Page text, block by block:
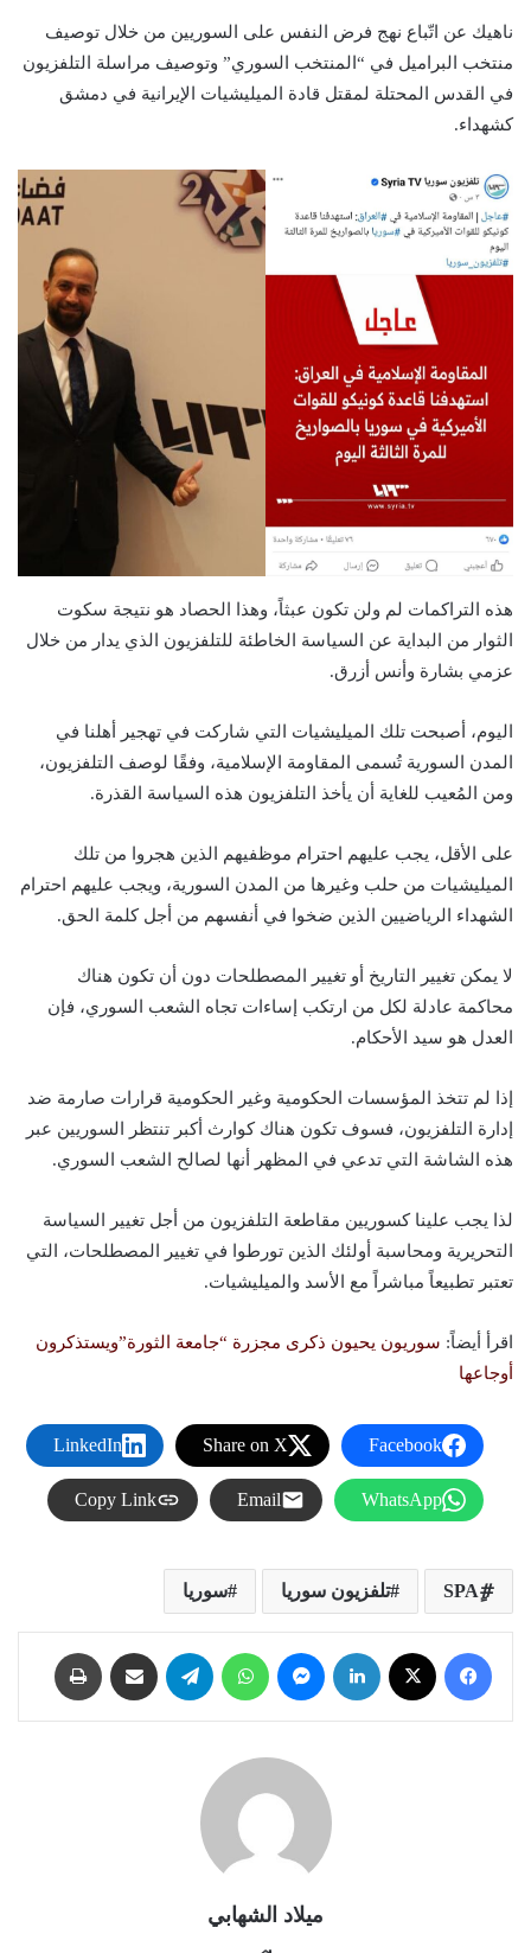
ناهيك عن اتّباع نهج فرض النفس على السوريين من خلال توصيف
منتخب البراميل في “المنتخب السوري” وتوصيف مراسلة التلفزيون
في القدس المحتلة لمقتل قادة الميليشيات الإيرانية في دمشق
كشهداء.
هذه التراكمات لم ولن تكون عبثاً، وهذا الحصاد هو نتيجة سكوت
الثوار من البداية عن السياسة الخاطئة للتلفزيون الذي يدار من خلال
عزمي بشارة وأنس أزرق.
اليوم، أصبحت تلك الميليشيات التي شاركت في تهجير أهلنا في
المدن السورية تُسمى المقاومة الإسلامية، وفقًا لوصف التلفزيون،
ومن المُعيب للغاية أن يأخذ التلفزيون هذه السياسة القذرة.
على الأقل، يجب عليهم احترام موظفيهم الذين هجروا من تلك
الميليشيات من حلب وغيرها من المدن السورية، ويجب عليهم احترام
الشهداء الرياضيين الذين ضخوا في أنفسهم من أجل كلمة الحق.
لا يمكن تغيير التاريخ أو تغيير المصطلحات دون أن تكون هناك
محاكمة عادلة لكل من ارتكب إساءات تجاه الشعب السوري، فإن
العدل هو سيد الأحكام.
إذا لم تتخذ المؤسسات الحكومية وغير الحكومية قرارات صارمة ضد
إدارة التلفزيون، فسوف تكون هناك كوارث أكبر تنتظر السوريين عبر
هذه الشاشة التي تدعي في المظهر أنها لصالح الشعب السوري.
لذا يجب علينا كسوريين مقاطعة التلفزيون من أجل تغيير السياسة
التحريرية ومحاسبة أولئك الذين تورطوا في تغيير المصطلحات، التي
تعتبر تطبيعاً مباشراً مع الأسد والميليشيات.
اقرأ أيضاً: سوريون يحيون ذكرى مجزرة “جامعة الثورة”ويستذكرون
أوجاعها
Facebook
Share on X
LinkedIn
WhatsApp
Email
Copy Link
تلفزيون سوريا سوريا
فيسبوك لينكدإن ماسنجر واتساب تيلقرام مشاركة عبر البريد
ميلاد الشهابي